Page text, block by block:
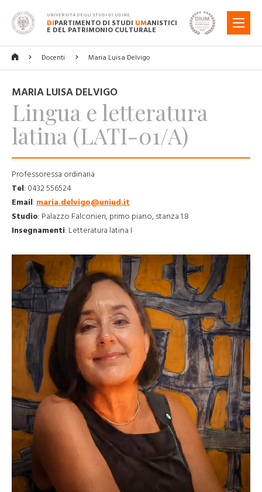
UNIVERSITÀ DEGLI STUDI DI UDINE
DIPARTIMENTO DI STUDI UMANISTICI
E DEL PATRIMONIO CULTURALE
MENU
Docenti Maria Luisa Delvigo
MARIA LUISA DELVIGO
Lingua e letteratura
latina (LATI-01/A)
Professoressa ordinaria
Tel: 0432 556524
Email: maria.delvigo@uniud.it
Studio: Palazzo Falconieri, primo piano, stanza 1.8
Insegnamenti: Letteratura latina I